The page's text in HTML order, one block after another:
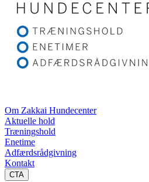
Om Zakkai Hundecenter
Aktuelle hold
Træningshold
Enetime
Adfærdsrådgivning
Kontakt
CTA